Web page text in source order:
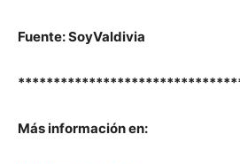
Fuente: SoyValdivia
Más información en: